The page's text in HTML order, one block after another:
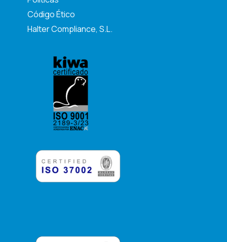
Código Ético
Halter Compliance, S.L.